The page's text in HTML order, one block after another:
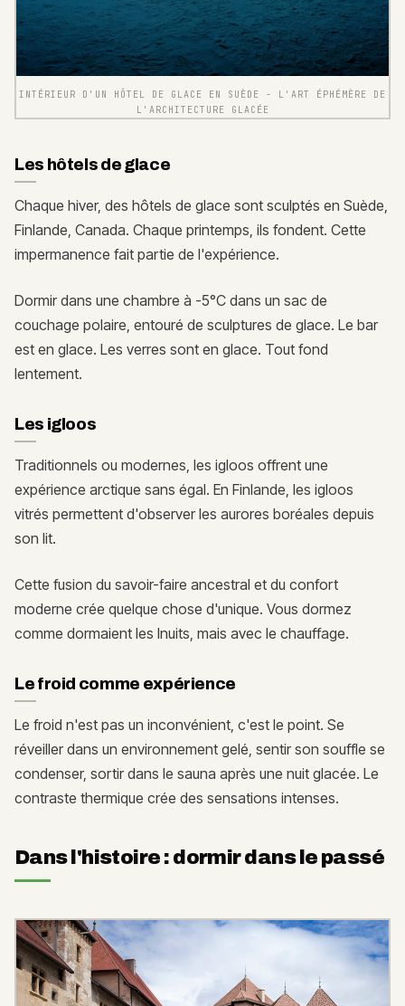
INTÉRIEUR D'UN HÔTEL DE GLACE EN SUÈDE - L'ART ÉPHÉMÈRE DE
L'ARCHITECTURE GLACÉE
Les hôtels de glace
Chaque hiver, des hôtels de glace sont sculptés en Suède,
Finlande, Canada. Chaque printemps, ils fondent. Cette
impermanence fait partie de l'expérience.
Dormir dans une chambre à -5°C dans un sac de
couchage polaire, entouré de sculptures de glace. Le bar
est en glace. Les verres sont en glace. Tout fond
lentement.
Les igloos
Traditionnels ou modernes, les igloos offrent une
expérience arctique sans égal. En Finlande, les igloos
vitrés permettent d'observer les aurores boréales depuis
son lit.
Cette fusion du savoir-faire ancestral et du confort
moderne crée quelque chose d'unique. Vous dormez
comme dormaient les Inuits, mais avec le chauffage.
Le froid comme expérience
Le froid n'est pas un inconvénient, c'est le point. Se
réveiller dans un environnement gelé, sentir son souffle se
condenser, sortir dans le sauna après une nuit glacée. Le
contraste thermique crée des sensations intenses.
Dans l'histoire : dormir dans le passé